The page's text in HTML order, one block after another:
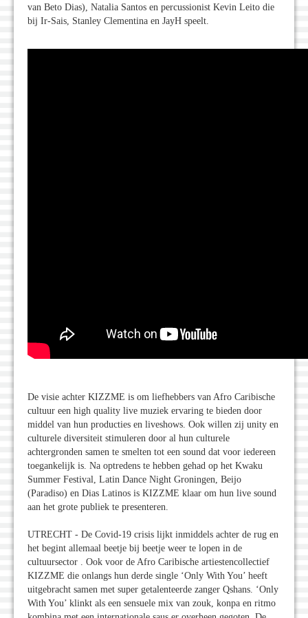
van Beto Dias), Natalia Santos en percussionist Kevin Leito die
bij Ir-Sais, Stanley Clementina en JayH speelt.
De visie achter KIZZME is om liefhebbers van Afro Caribische
cultuur een high quality live muziek ervaring te bieden door
middel van hun producties en liveshows. Ook willen zij unity en
culturele diversiteit stimuleren door al hun culturele
achtergronden samen te smelten tot een sound dat voor iedereen
toegankelijk is. Na optredens te hebben gehad op het Kwaku
Summer Festival, Latin Dance Night Groningen, Beijo
(Paradiso) en Dias Latinos is KIZZME klaar om hun live sound
aan het grote publiek te presenteren.
UTRECHT - De Covid-19 crisis lijkt inmiddels achter de rug en
het begint allemaal beetje bij beetje weer te lopen in de
cultuursector . Ook voor de Afro Caribische artiestencollectief
KIZZME die onlangs hun derde single ‘Only With You’ heeft
uitgebracht samen met super getalenteerde zanger Qshans. ‘Only
With You’ klinkt als een sensuele mix van zouk, konpa en ritmo